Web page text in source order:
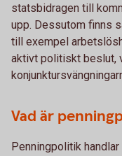
statsbidragen till
upp. Dessutom finns
till exempel
aktivt politiskt beslut,
Vad är
Penningpolitik